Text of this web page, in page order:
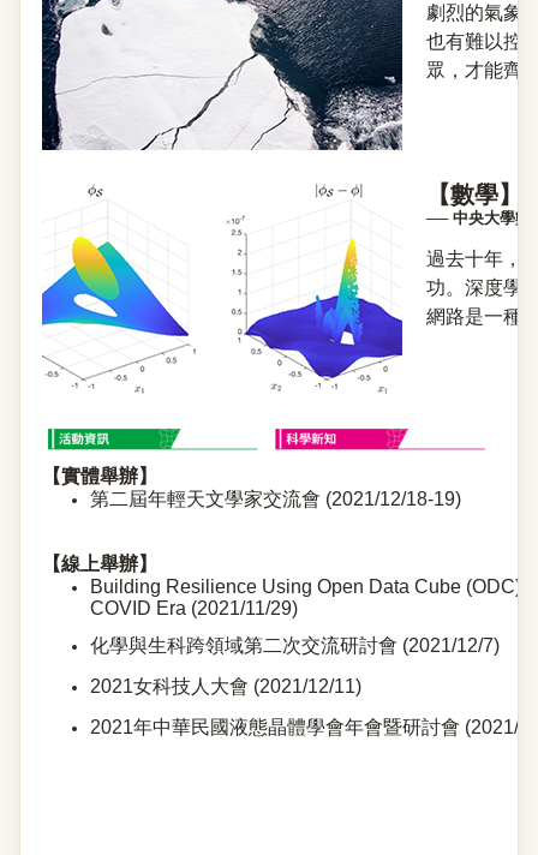
劇烈的氣象
也有難以控
眾，才能齊
【數學
── 中央大學數
過去十年，
功。深度學
網路是一種
【實體舉辦】
第二屆年輕天文學家交流會 (2021/12/18-19)
【線上舉辦】
Building Resilience Using Open Data Cube (ODC)
COVID Era (2021/11/29)
化學與生科跨領域第二次交流研討會 (2021/12/7)
2021女科技人大會 (2021/12/11)
2021年中華民國液態晶體學會年會暨研討會 (2021/